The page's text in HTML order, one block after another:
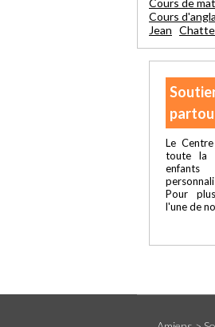
Cours de
Cours
Jean Chatte
Le
toute la
Pour
l'une de